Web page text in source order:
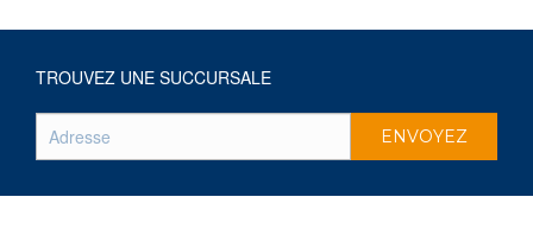
TROUVEZ UNE SUCCURSALE